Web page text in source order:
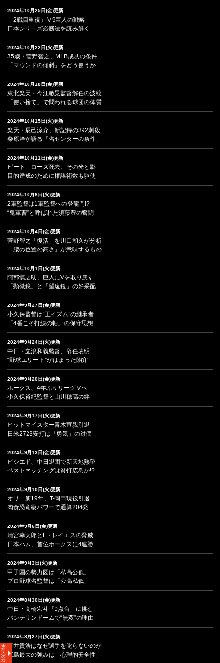
2024年10月25日(金)更新
「2戦目重視」Ⅴ9巨人の戦略
日本シリーズ必勝法を読み解く
2024年10月22日(火)更新
35歳・菅野智之、MLB成功の条件
「マウンドの傾斜」をどう使うか
2024年10月18日(金)更新
東北楽天・今江敏晃監督解任の波紋
「使い捨て」で問われる球団の体質
2024年10月15日(火)更新
楽天・辰己涼介、新記録の392刺殺
柴原洋が語る「名センターの条件」
2024年10月11日(金)更新
ピート・ローズ死去、その光と影
目的達成のために権謀術数も駆使
2024年10月8日(火)更新
2軍監督は1軍監督への登龍門!?
“鬼軍曹”と呼ばれた須藤豊の奮闘
2024年10月4日(金)更新
菅野智之「復活」を川口和久が分析
「腰の位置の高さ」が意味するもの
2024年10月1日(火)更新
阿部慎之助、巨人にVを取り戻す
「顕微鏡」と「望遠鏡」の好采配
2024年9月27日(金)更新
小久保監督は“王イズム”の継承者
「4番こそ打線の軸」の保守思想
2024年9月24日(火)更新
中日・立浪和義監督、辞任表明
“野球エリート”がはまった陥穽
2024年9月20日(金)更新
ホークス、4年ぶりリーグⅤへ
小久保裕紀監督と山川穂高の絆
2024年9月17日(火)更新
ヒットマイスター青木宣親引退
日米2723安打は「勇気」の対価
2024年9月13日(金)更新
ビシエド、中日退団で新天地熱望
ベストマッチングは貧打広島か!?
2024年9月10日(火)更新
オリ一筋19年、T-岡田現役引退
肉食恐竜級パワーで通算204発
2024年9月6日(金)更新
清宮幸太郎とF・レイエスの脅威
日本ハム、首位ホークスに4連勝
2024年9月3日(火)更新
甲子園の勢力図は「私高公低」
プロ野球名監督は「公高私低」
2024年8月30日(金)更新
中日・髙橋宏斗「0点台」に挑む
バンテリンドームで“無双”の理由
2024年8月27日(火)更新
新井貴浩はなぜ選手を叱らないのか
広島最大の強みは「心理的安全性」